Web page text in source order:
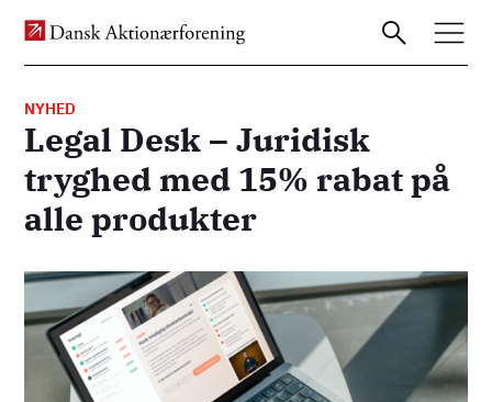
Gå
til
hovedindhold
NYHED
Legal Desk – Juridisk
tryghed med 15% rabat på
alle produkter
Billede